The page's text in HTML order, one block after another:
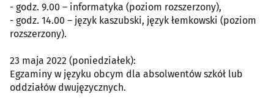
- godz. 9.00 – informatyka (poziom rozszerzony),
- godz. 14.00 – język kaszubski, język łemkowski (poziom
rozszerzony).
23 maja 2022 (poniedziałek):
Egzaminy w języku obcym dla absolwentów szkół lub
oddziałów dwujęzycznych.